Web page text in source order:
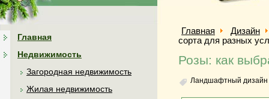
Главная
Недвижимость
Загородная недвижимость
Жилая недвижимость
Главная
Дизайн
сорта для разных
Розы: как
Ландшафтный дизайн